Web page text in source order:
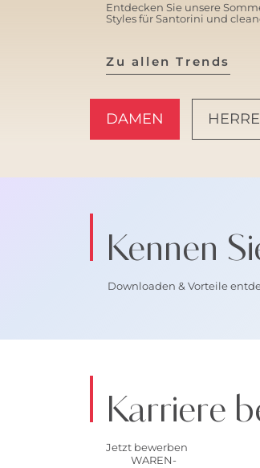
Entdecken Sie unsere
Styles für Santorini und
Zu allen Trends
DAMEN
Kennen
Downloaden & Vorteile
Karriere
Jetzt bewerben
WAREN-